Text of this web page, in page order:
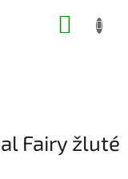
Fairy žluté